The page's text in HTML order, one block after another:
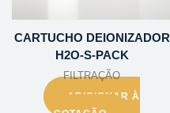
CARTUCHO DEIONIZADOR
H2O-S-PACK
FILTRAÇÃO
ADICIONAR À